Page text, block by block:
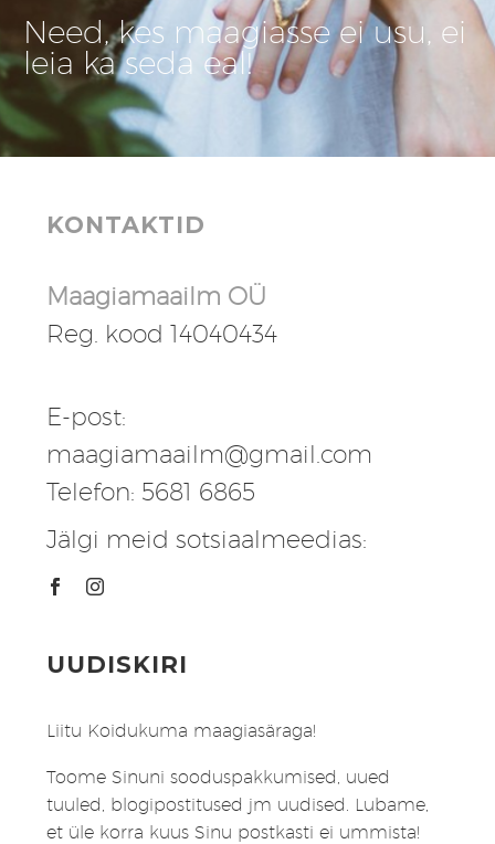
Need, kes maagiasse ei usu, ei
leia ka seda eal!
KONTAKTID
Maagiamaailm OÜ
Reg. kood 14040434
E-post:
maagiamaailm@gmail.com
Telefon: 5681 6865
Jälgi meid sotsiaalmeedias:
UUDISKIRI
Liitu Koidukuma maagiasäraga!
Toome Sinuni sooduspakkumised, uued
tuuled, blogipostitused jm uudised. Lubame,
et üle korra kuus Sinu postkasti ei ummista!